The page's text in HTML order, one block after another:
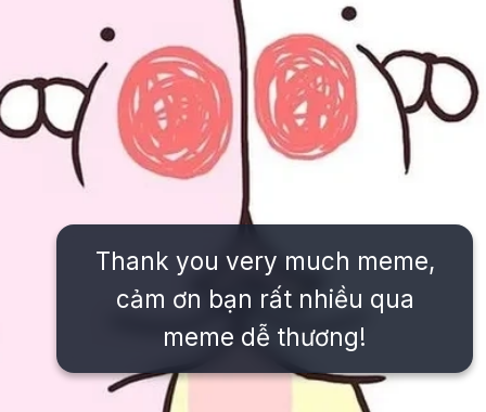
Thank you very much meme,
cảm ơn bạn rất nhiều qua
meme dễ thương!